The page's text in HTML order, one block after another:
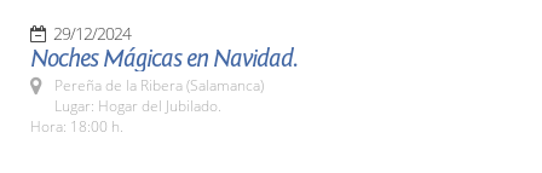
29/12/2024
Noches Mágicas en Navidad.
Pereña de la Ribera (Salamanca)
Lugar: Hogar del Jubilado.
Hora: 18:00 h.